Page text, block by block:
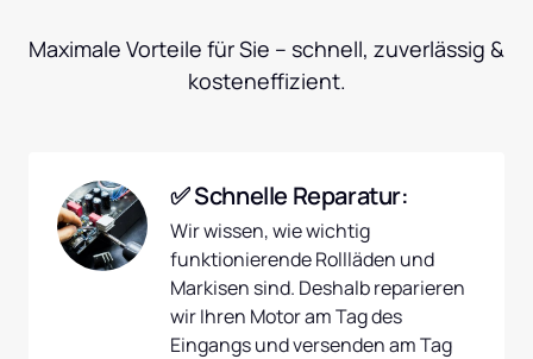
Maximale Vorteile für Sie – schnell, zuverlässig &
kosteneffizient.
✅ Schnelle Reparatur:
Wir wissen, wie wichtig
funktionierende Rollläden und
Markisen sind. Deshalb reparieren
wir Ihren Motor am Tag des
Eingangs und versenden am Tag